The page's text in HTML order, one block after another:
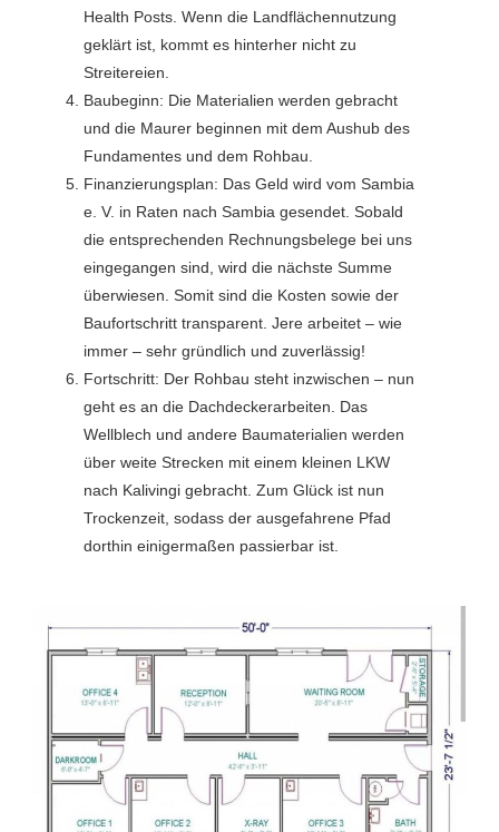
Health Posts. Wenn die Landflächennutzung
geklärt ist, kommt es hinterher nicht zu
Streitereien.
Baubeginn: Die Materialien werden gebracht
und die Maurer beginnen mit dem Aushub des
Fundamentes und dem Rohbau.
Finanzierungsplan: Das Geld wird vom Sambia
e. V. in Raten nach Sambia gesendet. Sobald
die entsprechenden Rechnungsbelege bei uns
eingegangen sind, wird die nächste Summe
überwiesen. Somit sind die Kosten sowie der
Baufortschritt transparent. Jere arbeitet – wie
immer – sehr gründlich und zuverlässig!
Fortschritt: Der Rohbau steht inzwischen – nun
geht es an die Dachdeckerarbeiten. Das
Wellblech und andere Baumaterialien werden
über weite Strecken mit einem kleinen LKW
nach Kalivingi gebracht. Zum Glück ist nun
Trockenzeit, sodass der ausgefahrene Pfad
dorthin einigermaßen passierbar ist.